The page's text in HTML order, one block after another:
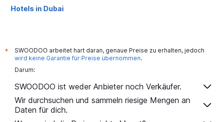
Hotels in Dubai
*
SWOODOO arbeitet hart daran, genaue Preise zu erhalten, jedoch
wird keine Garantie für Preise übernommen.
Darum:
SWOODOO ist weder Anbieter noch Verkäufer.
Wir durchsuchen und sammeln riesige Mengen an
Daten für dich.